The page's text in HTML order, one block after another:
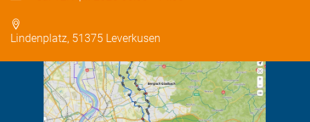
Lindenplatz, 51375 Leverkusen